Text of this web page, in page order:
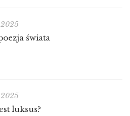
świata
luksus?